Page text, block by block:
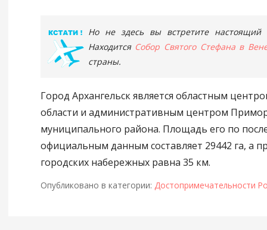
Но не здесь вы встретите настоящий
Находится Собор Святого Стефана в
страны.
Город Архангельск является областным
области и административным центром
муниципального района. Площадь его по
официальным данным составляет 29442 га, а
городских набережных равна 35 км.
Опубликовано в категории: Достопримечательности